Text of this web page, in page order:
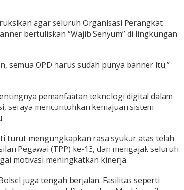
u
n
e
y
n
P
u
l
k
agar seluruh Organisasi Perangkat
bertuliskan “Wajib Senyum” di lingkungan
semua OPD harus sudah punya banner itu,”
pemanfaatan teknologi digital dalam
seraya mencontohkan kemajuan sistem
turut mengungkapkan rasa syukur atas telah
Pegawai (TPP) ke-13, dan mengajak seluruh
motivasi meningkatkan kinerja.
juga tengah berjalan. Fasilitas seperti